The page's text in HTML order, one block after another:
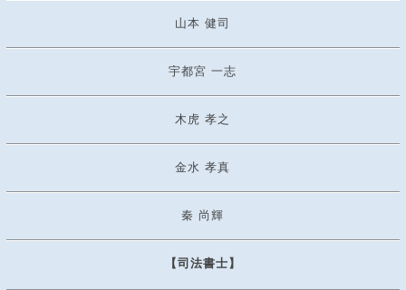
山本 健司
宇都宮 一志
木虎 孝之
金水 孝真
秦 尚輝
【司法書士】